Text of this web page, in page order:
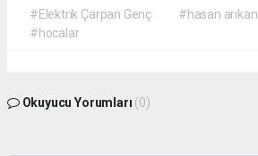
#Elektrik Çarpan Genç #hasan arıkan
#hocalar
Okuyucu Yorumları (0)